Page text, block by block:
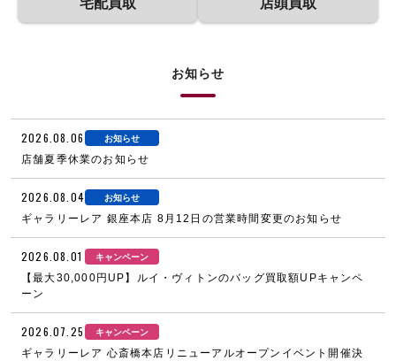
お知らせ
2026.08.06 お知らせ
店舗夏季休業のお知らせ
2026.08.04 お知らせ
ギャラリーレア 銀座本店 8月12日の営業時間変更のお知らせ
2026.08.01 キャンペーン
【最大30,000円UP】ルイ・ヴィトンのバッグ買取額UPキャンペ
ーン
2026.07.25 キャンペーン
ギャラリーレア 心斎橋本店リニューアルオープンイベント開催決